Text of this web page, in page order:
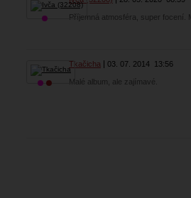
Příjemná atmosféra, super focení.
Tkačicha 03. 07. 2014 13:56
Malé album, ale zajímavé.